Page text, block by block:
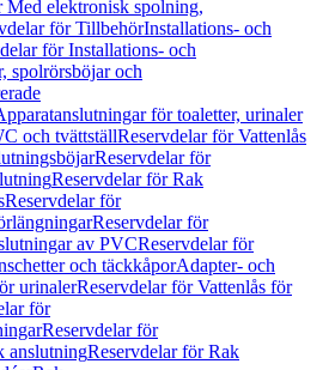
Med elektronisk spolning,
för TillbehörInstallations- och
för Installations- och
spolrörsböjar och
för toaletter, urinaler
och tvättställReservdelar för Vattenlås
Reservdelar för
Reservdelar för Rak
Reservdelar för
Reservdelar för
av PVCReservdelar för
och täckkåporAdapter- och
urinalerReservdelar för Vattenlås för
för
Reservdelar för
anslutningReservdelar för Rak